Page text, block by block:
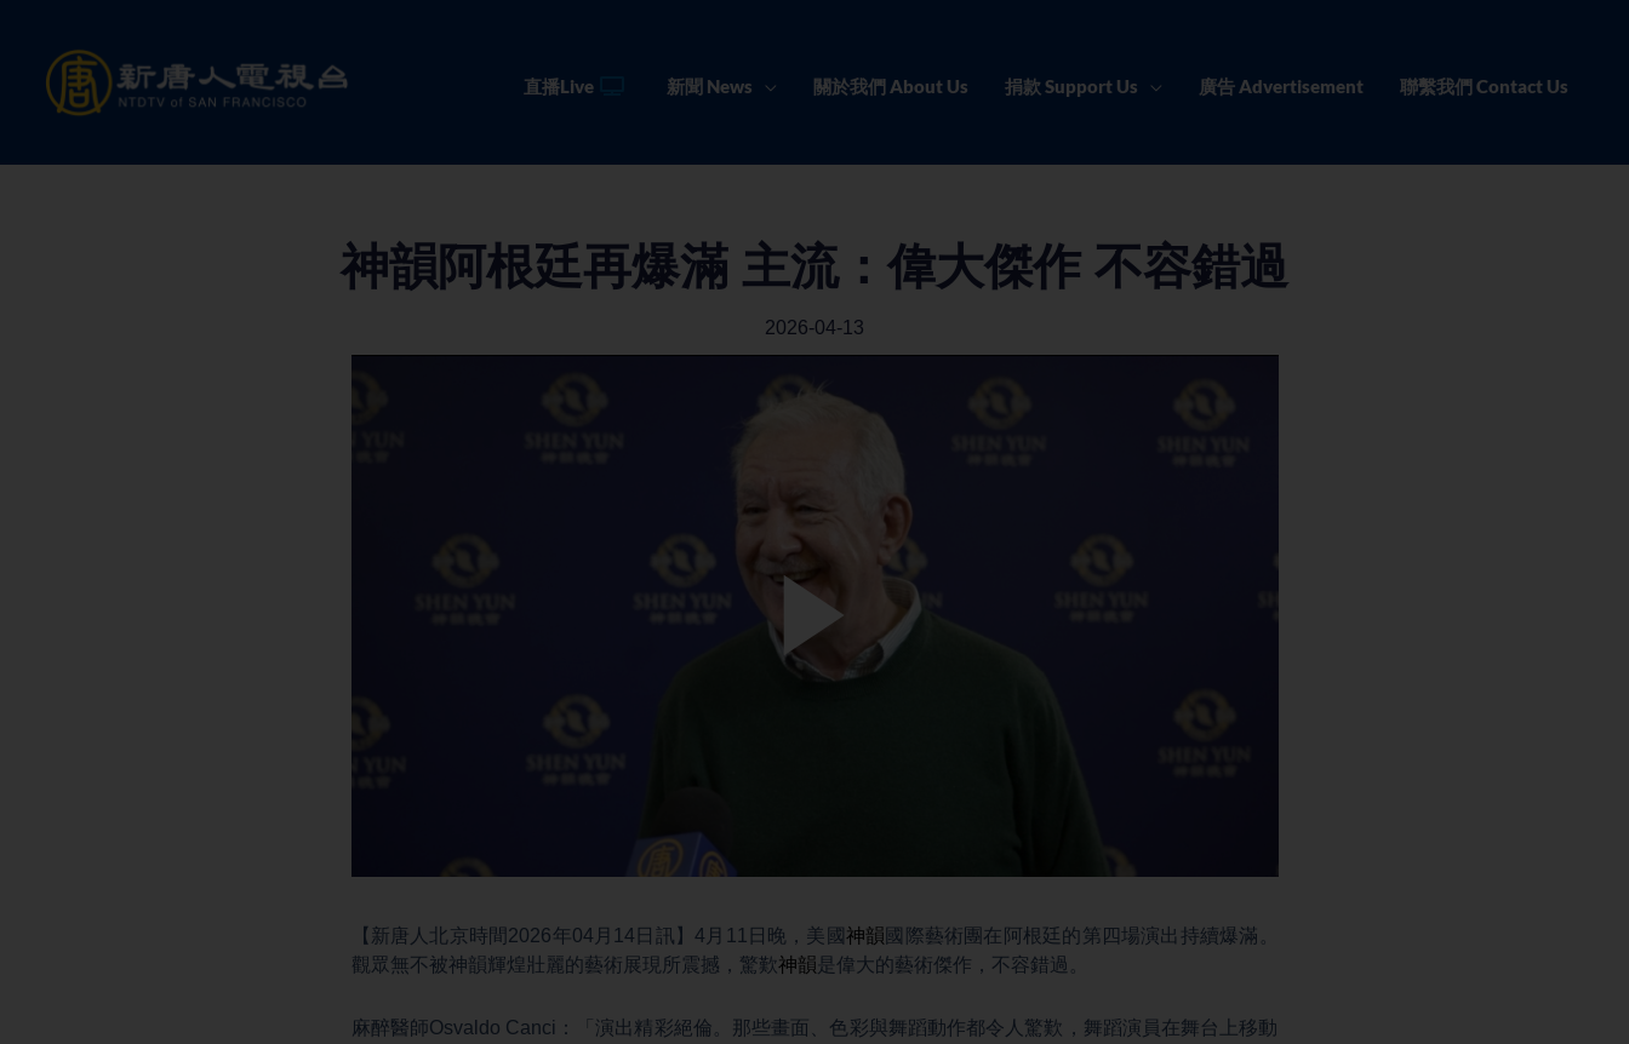
content
直播Live 新聞 News 關於我們 About Us 捐款 Support Us 廣告 Advertisement 聯繫我們 Contact Us
神韻阿根廷再爆滿 主流：偉大傑作 不容錯過
2026-04-13
【新唐人北京時間2026年04月14日訊】4月11日晚，美國神韻 國際藝術團在阿根廷的第四場演出持續爆滿。
觀眾無不被神韻輝煌壯麗的藝術展現所震撼，驚歎神韻 是偉大的藝術傑作，不容錯過。
麻醉醫師Osvaldo Canci：「演出精彩絕倫。那些畫面、色彩與舞蹈動作都令人驚歎，舞蹈演員在舞台上移動